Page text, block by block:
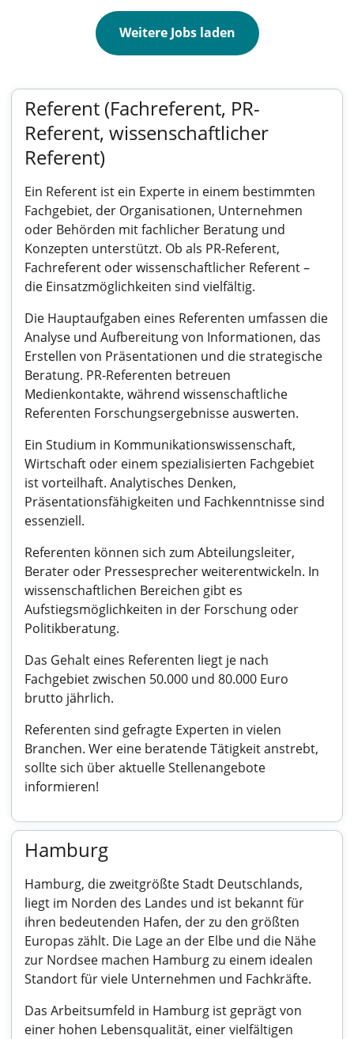
Weitere Jobs laden
Referent (Fachreferent, PR-
Referent, wissenschaftlicher
Referent)
Ein Referent ist ein Experte in einem bestimmten
Fachgebiet, der Organisationen, Unternehmen
oder Behörden mit fachlicher Beratung und
Konzepten unterstützt. Ob als PR-Referent,
Fachreferent oder wissenschaftlicher Referent –
die Einsatzmöglichkeiten sind vielfältig.
Die Hauptaufgaben eines Referenten umfassen die
Analyse und Aufbereitung von Informationen, das
Erstellen von Präsentationen und die strategische
Beratung. PR-Referenten betreuen
Medienkontakte, während wissenschaftliche
Referenten Forschungsergebnisse auswerten.
Ein Studium in Kommunikationswissenschaft,
Wirtschaft oder einem spezialisierten Fachgebiet
ist vorteilhaft. Analytisches Denken,
Präsentationsfähigkeiten und Fachkenntnisse sind
essenziell.
Referenten können sich zum Abteilungsleiter,
Berater oder Pressesprecher weiterentwickeln. In
wissenschaftlichen Bereichen gibt es
Aufstiegsmöglichkeiten in der Forschung oder
Politikberatung.
Das Gehalt eines Referenten liegt je nach
Fachgebiet zwischen 50.000 und 80.000 Euro
brutto jährlich.
Referenten sind gefragte Experten in vielen
Branchen. Wer eine beratende Tätigkeit anstrebt,
sollte sich über aktuelle Stellenangebote
informieren!
Hamburg
Hamburg, die zweitgrößte Stadt Deutschlands,
liegt im Norden des Landes und ist bekannt für
ihren bedeutenden Hafen, der zu den größten
Europas zählt. Die Lage an der Elbe und die Nähe
zur Nordsee machen Hamburg zu einem idealen
Standort für viele Unternehmen und Fachkräfte.
Das Arbeitsumfeld in Hamburg ist geprägt von
einer hohen Lebensqualität, einer vielfältigen